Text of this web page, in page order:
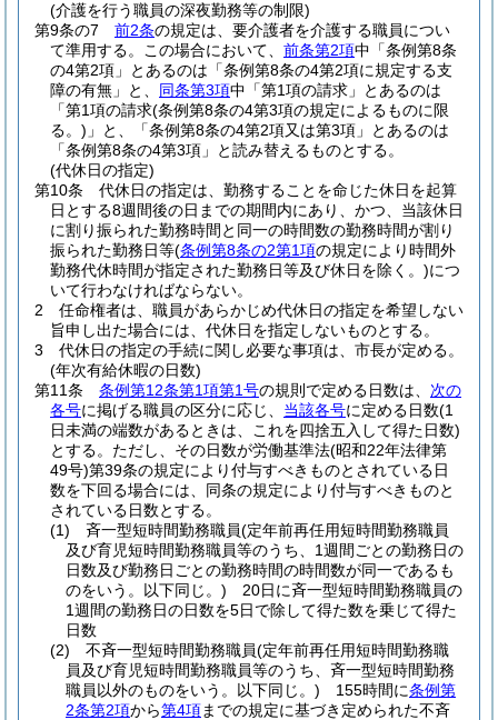
(介護を行う職員の深夜勤務等の制限)
第9条の7
前2条の規定は、要介護者を介護する職員につい
て準用する。
この場合において、 前条第2項中「条例第8条
の4第2項」とあるのは「条例第8条の4第2項に規定する支
障の有無」と、 同条第3項中「第1項の請求」とあるのは
「第1項の請求(条例第8条の4第3項の規定によるものに限
る。) 」と、「条例第8条の4第2項又は第3項」とあるのは
「条例第8条の4第3項」と読み替えるものとする。
(代休日の指定)
第10条
代休日の指定は、勤務することを命じた休日を起算
日とする8週間後の日までの期間内にあり、かつ、当該休日
に割り振られた勤務時間と同一の時間数の勤務時間が割り
振られた勤務日等(条例第8条の2第1項の規定により時間外
勤務代休時間が指定された勤務日等及び休日を除く。)につ
いて行わなければならない。
2
任命権者は、職員があらかじめ代休日の指定を希望しない
旨申し出た場合には、代休日を指定しないものとする。
3
代休日の指定の手続に関し必要な事項は、市長が定める。
(年次有給休暇の日数)
第11条
条例第12条第1項第1号の規則で定める日数は、 次の
各号に掲げる職員の区分に応じ、 当該各号に定める日数(1
日未満の端数があるときは、これを四捨五入して得た日数)
とする。 ただし、その日数が労働基準法(昭和22年法律第
49号)第39条の規定により付与すべきものとされている日
数を下回る場合には、同条の規定により付与すべきものと
されている日数とする。
(1)
斉一型短時間勤務職員(定年前再任用短時間勤務職員
及び育児短時間勤務職員等のうち、1週間ごとの勤務日の
日数及び勤務日ごとの勤務時間の時間数が同一であるも
のをいう。以下同じ。) 20日に斉一型短時間勤務職員の
1週間の勤務日の日数を5日で除して得た数を乗じて得た
日数
(2)
不斉一型短時間勤務職員(定年前再任用短時間勤務職
員及び育児短時間勤務職員等のうち、斉一型短時間勤務
職員以外のものをいう。以下同じ。) 155時間に条例第
2条第2項から第4項までの規定に基づき定められた不斉